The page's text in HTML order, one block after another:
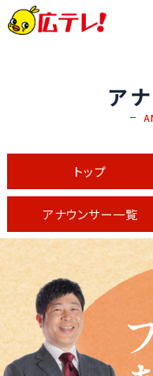
ア
トップ
アナウンサー一覧